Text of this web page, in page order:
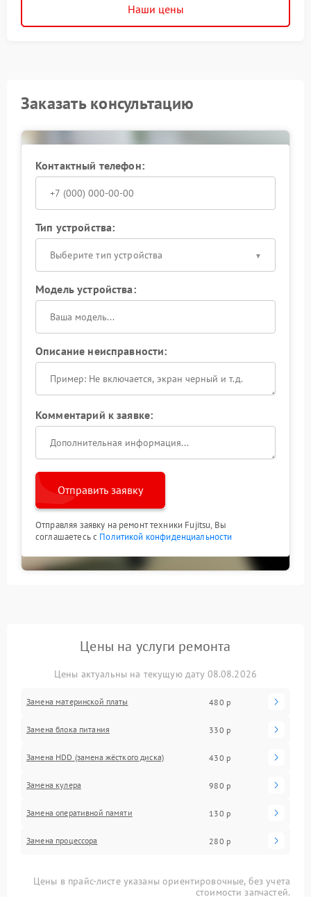
Наши цены
Заказать консультацию
Контактный телефон:
Тип устройства:
Выберите тип устройства
Модель устройства:
Описание неисправности:
Комментарий к заявке:
Отправить заявку
Отправляя заявку на ремонт техники Fujitsu, Вы
соглашаетесь с Политикой конфиденциальности
Цены на услуги ремонта
Цены актуальны на текущую дату 08.08.2026
Замена материнской платы 480 р
Замена блока питания 330 р
Замена HDD (замена жёсткого диска) 430 р
Замена кулера 980 р
Замена оперативной памяти 130 р
Замена процессора 280 р
Цены в прайс-листе указаны ориентировочные, без учета
стоимости запчастей.